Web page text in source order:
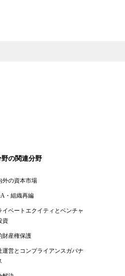
の関連分野
外の資本市場
・組織再編
イベートエクイティとベンチャ
資
財産権保護
運営とコンプライアンスガバナ